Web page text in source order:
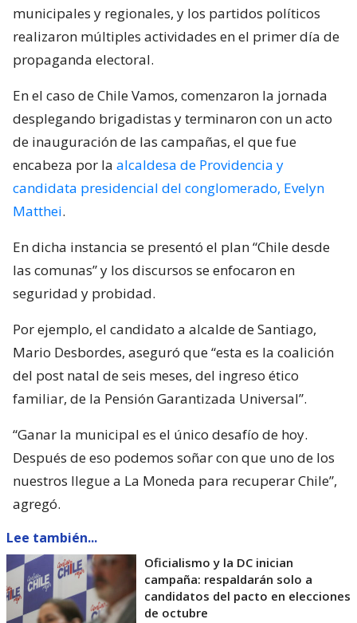
municipales y regionales, y los partidos políticos
realizaron múltiples actividades en el primer día de
propaganda electoral.
En el caso de Chile Vamos, comenzaron la jornada
desplegando brigadistas y terminaron con un acto
de inauguración de las campañas, el que fue
encabeza por la alcaldesa de Providencia y
candidata presidencial del conglomerado, Evelyn
Matthei.
En dicha instancia se presentó el plan “Chile desde
las comunas” y los discursos se enfocaron en
seguridad y probidad.
Por ejemplo, el candidato a alcalde de Santiago,
Mario Desbordes, aseguró que “esta es la coalición
del post natal de seis meses, del ingreso ético
familiar, de la Pensión Garantizada Universal”.
“Ganar la municipal es el único desafío de hoy.
Después de eso podemos soñar con que uno de los
nuestros llegue a La Moneda para recuperar Chile”,
agregó.
Lee también...
Oficialismo y la DC inician
campaña: respaldarán solo a
candidatos del pacto en elecciones
de octubre